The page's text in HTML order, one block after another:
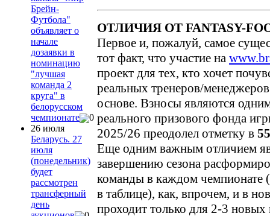
Брейн-
Футбола"
объявляет о
начале
дозаявки в
номинацию
"лучшая
команда 2
круга" в
белорусском
чемпионате
0
26 июля
Беларусь. 27
июля
(понедельник)
будет
рассмотрен
трансферный
день
ОТЛИЧИЯ ОТ FANTASY-
Первое и, пожалуй, самое
тот факт, что участие на
проект для тех, кто хочет
реальных тренеров/
основе. Взносы являются
реального призового фонда
2025/26 преодолел отметку в
Еще одним важным отличием
завершению сезона
команды в каждом чемпионате
в таблице), как, впрочем, и в
проходит только для 2-3